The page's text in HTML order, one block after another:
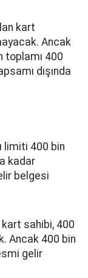
kart
Ancak
toplamı 400
dışında
limiti 400 bin
kadar
belgesi
sahibi, 400
Ancak 400 bin
gelir